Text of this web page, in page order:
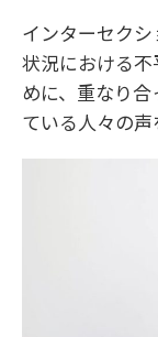
インターセク
状況における
めに、重なり
ている人々の声